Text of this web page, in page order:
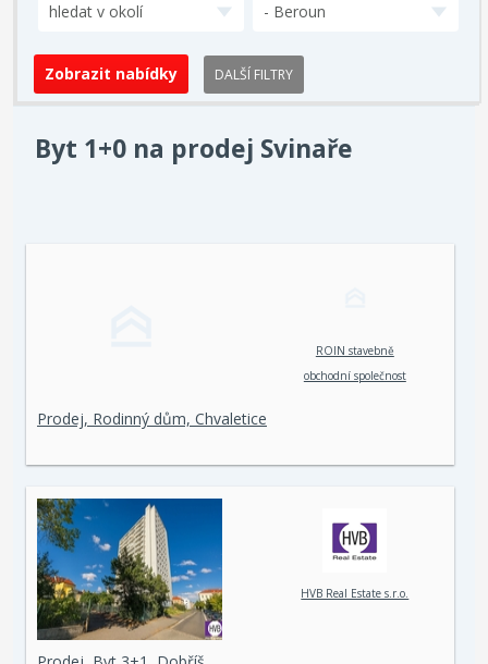
hledat v okolí - Beroun
DALŠÍ FILTRY
Byt 1+0 na prodej Svinaře
ROIN stavebně
obchodní společnost
Prodej, Rodinný dům, Chvaletice
HVB Real Estate s.r.o.